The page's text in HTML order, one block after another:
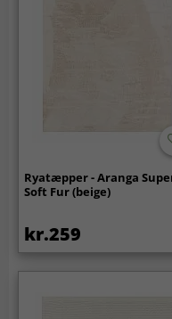
Ryatæpper - Aranga
Soft Fur (beige)
kr.259